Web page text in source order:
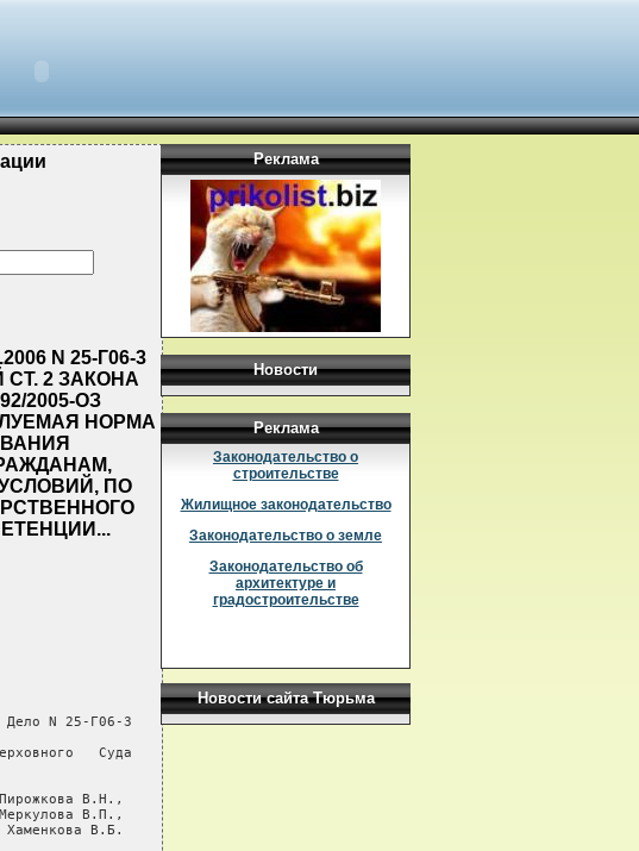
N 25-Г06-3
2 ЗАКОНА
2005-ОЗ
НОРМА
ПО
Дело N 25-Г06-3
Суда
В.Н.,
В.П.,
В.Б.
Реклама
Новости
Реклама
Законодательство о
строительстве
Жилищное законодательство
Законодательство о земле
Законодательство об
архитектуре и
градостроительстве
Новости сайта Тюрьма